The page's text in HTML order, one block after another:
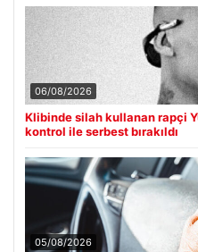
06/08/2026
Klibinde silah kullanan rapçi
kontrol ile serbest bırakıldı
05/08/2026